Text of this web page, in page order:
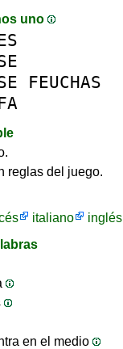
uno
FEUCHAS
reglas del juego.
italiano inglés
en el medio